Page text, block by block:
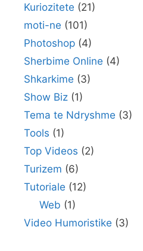
Kuriozitete (21)
moti-ne (101)
Photoshop (4)
Sherbime Online (4)
Shkarkime (3)
Show Biz (1)
Tema te Ndryshme (3)
Tools (1)
Top Videos (2)
Turizem (6)
Tutoriale (12)
Web (1)
Video Humoristike (3)